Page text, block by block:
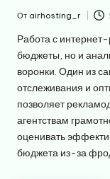
Запись
от
От airhosting_r
Работа с
бюджеты, но и
воронки. Один из
отслеживания и
позволяет
агентствам
оценивать
бюджета из-за